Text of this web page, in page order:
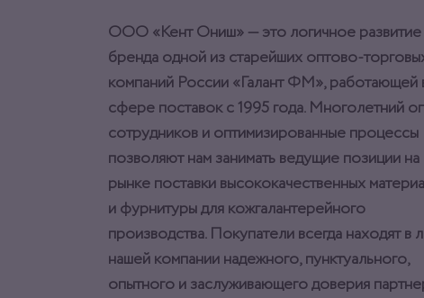
ООО «Кент Ониш» — это логичное развитие
бренда одной из старейших оптово-
компаний России «Галант ФМ», работающей
сфере поставок с 1995 года. Многолетний
сотрудников и оптимизированные процессы
позволяют нам занимать ведущие позиции на
рынке поставки высококачественных
и фурнитуры для кожгалантерейного
производства. Покупатели всегда находят в
нашей компании надежного, пунктуального,
опытного и заслуживающего доверия